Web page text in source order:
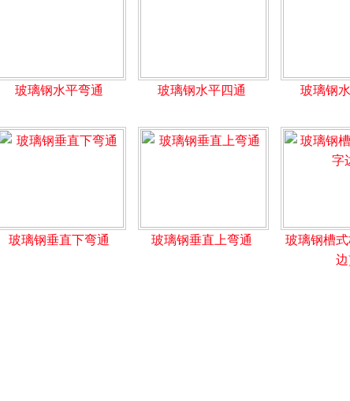
玻璃钢水平弯通 玻璃钢水平四通 玻璃钢
玻璃钢垂直下弯通 玻璃钢垂直上弯通
玻璃钢槽